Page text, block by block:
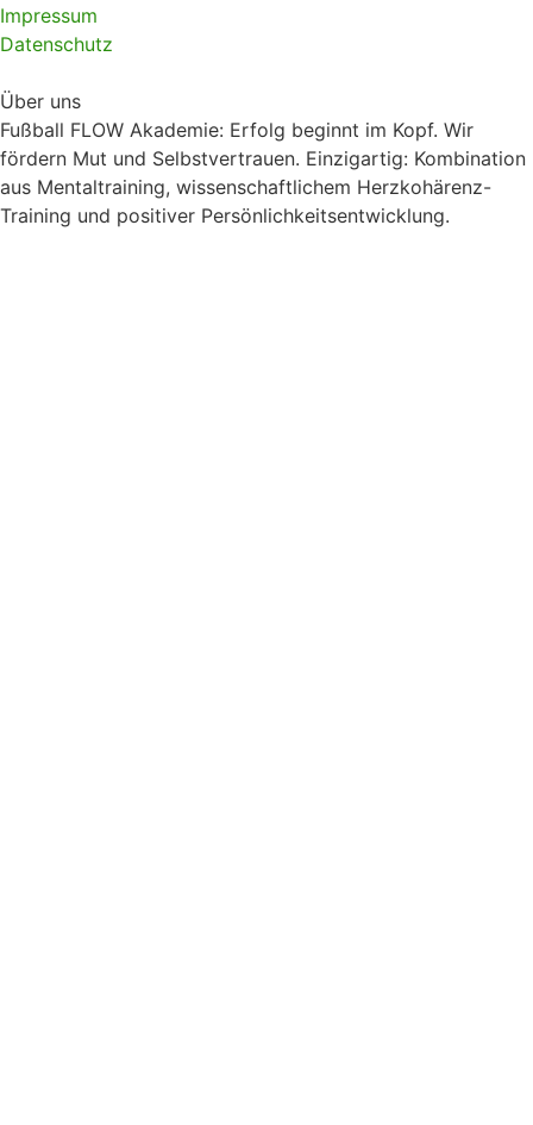
Impressum
Datenschutz
Über uns
Fußball FLOW Akademie: Erfolg beginnt im Kopf. Wir
fördern Mut und Selbstvertrauen. Einzigartig: Kombination
aus Mentaltraining, wissenschaftlichem Herzkohärenz-
Training und positiver Persönlichkeitsentwicklung.